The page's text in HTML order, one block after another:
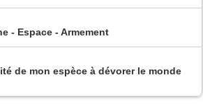
- Espace - Armement
de mon espèce à dévorer le monde